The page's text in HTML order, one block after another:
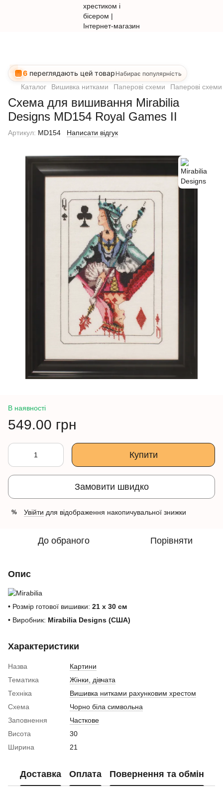
6 переглядають цей товар Набирає популярність
Каталог Вишивка нитками Паперові схеми Паперові
Схема для вишивання Mirabilia
Designs MD154 Royal Games II
Артикул: MD154 Написати відгук
В наявності
549.00 грн
Купити
Замовити швидко
% Увійти для відображення накопичувальної знижки
До обраного Порівняти
Опис
• Розмір готової вишивки: 21 x 30 см
• Виробник: Mirabilia Designs (США)
Характеристики
Назва
Картини
Тематика
Жінки, дівчата
Техніка
Вишивка нитками рахунковим хрестом
Схема
Чорно біла символьна
Заповнення
Часткове
Висота
30
Ширина
21
Доставка Оплата Повернення та обмін